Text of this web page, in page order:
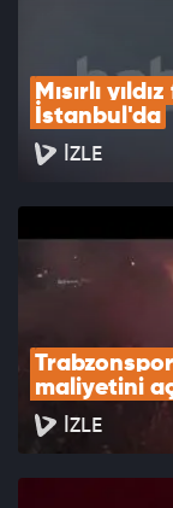
Mısırlı
İstanbul'da
İZLE
maliyetini
İZLE